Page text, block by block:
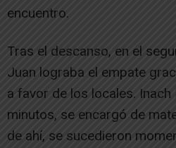
encuentro.
Tras el descanso, en el
Juan lograba el empate
a favor de los locales. Inach
minutos, se encargó de
de ahí, se sucedieron